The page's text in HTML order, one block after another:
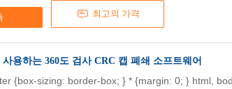
최고의 가격
용하는 360도 검사 CRC 캡 폐쇄 소프트웨어
{box-sizing: border-box; } * {margin: 0; } html,